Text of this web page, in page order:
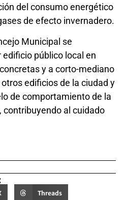
del consumo energético
de efecto invernadero.
Municipal se
público local en
y a corto-mediano
edificios de la ciudad y
de comportamiento de la
al cuidado
Threads